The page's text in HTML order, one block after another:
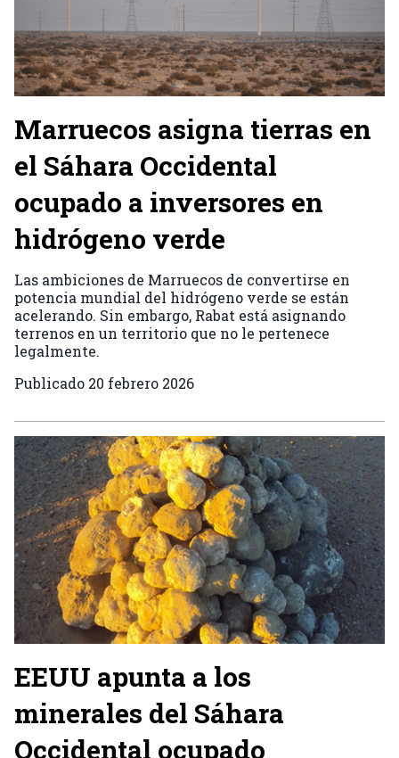
Marruecos asigna tierras en
el Sáhara Occidental
ocupado a inversores en
hidrógeno verde
Las ambiciones de Marruecos de convertirse en
potencia mundial del hidrógeno verde se están
acelerando. Sin embargo, Rabat está asignando
terrenos en un territorio que no le pertenece
legalmente.
Publicado 20 febrero 2026
EEUU apunta a los
minerales del Sáhara
Occidental ocupado